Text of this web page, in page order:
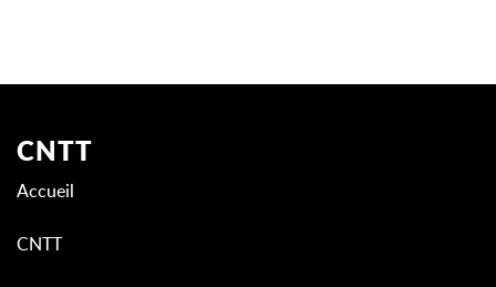
CNTT
Accueil
CNTT